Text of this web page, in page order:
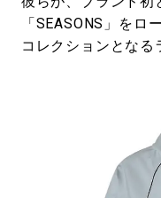
「SEASONS」をロ
コレクションとなる